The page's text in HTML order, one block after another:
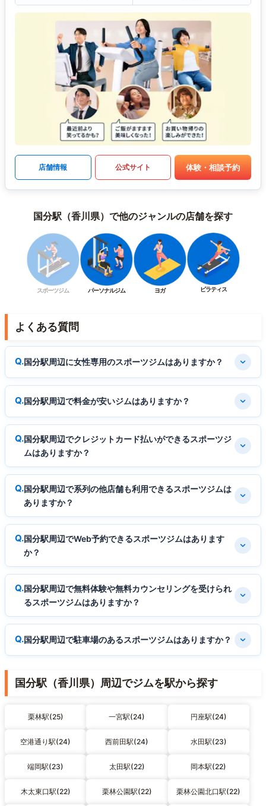
店舗情報 公式サイト 体験・相談予約
国分駅（香川県）で他のジャンルの店舗を探す
スポーツジム パーソナルジム ヨガ ピラティス
よくある質問
国分駅周辺に女性専用のスポーツジムはありますか？
国分駅周辺で料金が安いジムはありますか？
国分駅周辺でクレジットカード払いができるスポーツジ
ムはありますか？
国分駅周辺で系列の他店舗も利用できるスポーツジムは
ありますか？
国分駅周辺でWeb予約できるスポーツジムはあります
か？
国分駅周辺で無料体験や無料カウンセリングを受けられ
るスポーツジムはありますか？
国分駅周辺で駐車場のあるスポーツジムはありますか？
国分駅（香川県）周辺でジムを駅から探す
栗林駅(25) 一宮駅(24) 円座駅(24)
空港通り駅(24) 西前田駅(24) 水田駅(23)
端岡駅(23) 太田駅(22) 岡本駅(22)
木太東口駅(22) 栗林公園駅(22) 栗林公園北口駅(22)